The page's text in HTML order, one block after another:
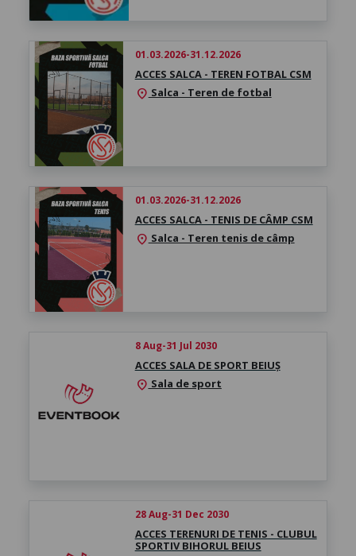
01.03.2026-31.12.2026
ACCES SALCA - TEREN FOTBAL CSM
location_on Salca - Teren de fotbal
01.03.2026-31.12.2026
ACCES SALCA - TENIS DE CÂMP CSM
location_on Salca - Teren tenis de câmp
8 Aug-31 Jul 2030
ACCES SALA DE SPORT BEIUȘ
location_on Sala de sport
28 Aug-31 Dec 2030
ACCES TERENURI DE TENIS - CLUBUL
SPORTIV BIHORUL BEIUS